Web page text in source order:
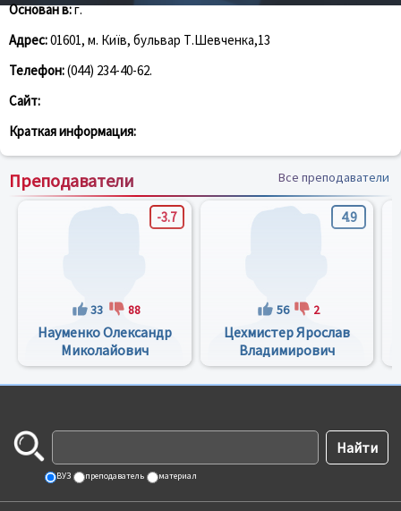
Основан в:г.
Адрес:01601, м. Київ, бульвар Т.Шевченка,13
Телефон:(044) 234-40-62.
Сайт:
Краткая информация:
Преподаватели Все преподаватели
-3.7
33 88
Науменко Олександр
Миколайович
4.9
56 2
Цехмистер Ярослав
Владимирович
ВУЗ преподаватель материал